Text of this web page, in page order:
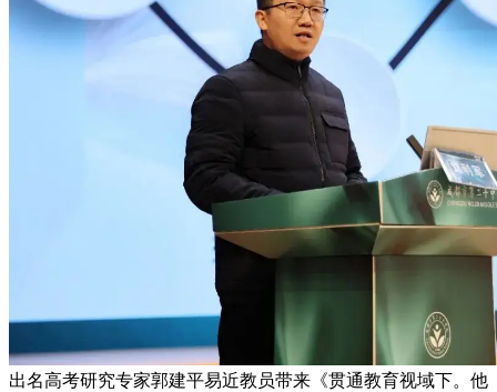
出名高考研究专家郭建平易近教员带来《贯通教育视域下。他